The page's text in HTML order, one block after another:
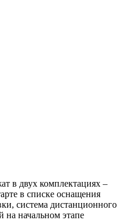
в двух комплектациях –
в списке оснащения
система дистанционного
на начальном этапе